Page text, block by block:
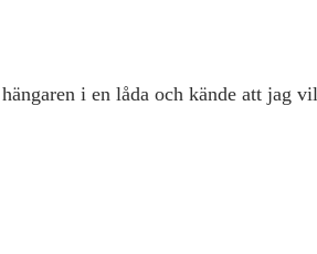
i en låda och kände att jag